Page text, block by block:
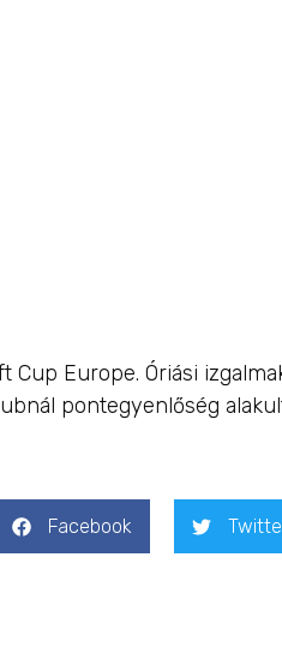
Europe. Óriási
pontegyenlőség
Facebook